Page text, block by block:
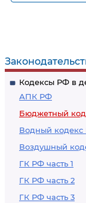
Кодексы РФ в
АПК РФ
Бюджетный
Водный
Воздушный
ГК РФ часть 1
ГК РФ часть 2
ГК РФ часть 3